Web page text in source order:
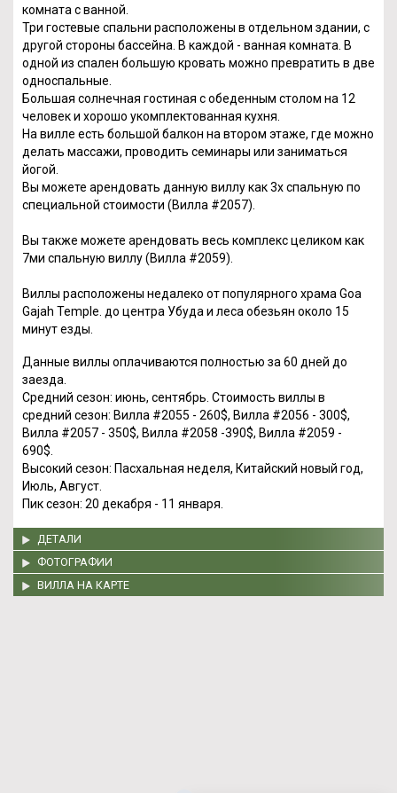
комната с ванной.
Три гостевые спальни расположены в отдельном здании, с
другой стороны бассейна. В каждой - ванная комната. В
одной из спален большую кровать можно превратить в две
односпальные.
Большая солнечная гостиная с обеденным столом на 12
человек и хорошо укомплектованная кухня.
На вилле есть большой балкон на втором этаже, где можно
делать массажи, проводить семинары или заниматься
йогой.
Вы можете арендовать данную виллу как 3х спальную по
специальной стоимости (Вилла #2057).
Вы также можете арендовать весь комплекс целиком как
7ми спальную виллу (Вилла #2059).
Виллы расположены недалеко от популярного храма Goa
Gajah Temple. до центра Убуда и леса обезьян около 15
минут езды.
Данные виллы оплачиваются полностью за 60 дней до
заезда.
Средний сезон: июнь, сентябрь. Стоимость виллы в
средний сезон: Вилла #2055 - 260$, Вилла #2056 - 300$,
Вилла #2057 - 350$, Вилла #2058 -390$, Вилла #2059 -
690$.
Высокий сезон: Пасхальная неделя, Китайский новый год,
Июль, Август.
Пик сезон: 20 декабря - 11 января.
ДЕТАЛИ
ФОТОГРАФИИ
ВИЛЛА НА КАРТЕ